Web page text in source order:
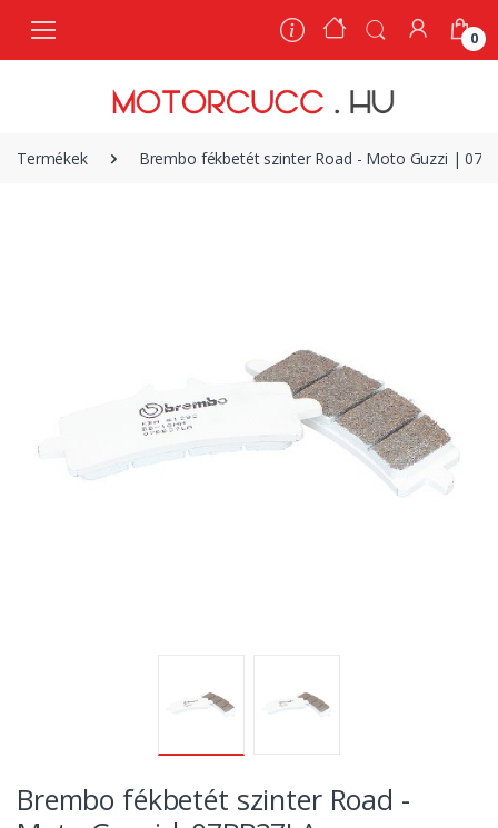
0
Termékek Brembo fékbetét szinter Road - Moto Guzzi |
Brembo fékbetét szinter Road -
0